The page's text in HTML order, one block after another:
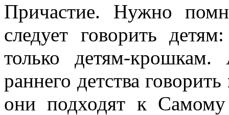
Причастие. Нужно
следует говорить
только детям-
раннего детства говорить
они подходят к Самому